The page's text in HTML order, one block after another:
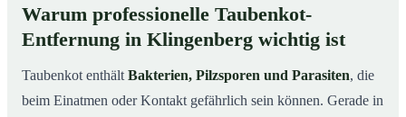
Warum professionelle Taubenkot-
Entfernung in Klingenberg wichtig ist
Taubenkot enthält Bakterien, Pilzsporen und Parasiten, die
beim Einatmen oder Kontakt gefährlich sein können. Gerade in